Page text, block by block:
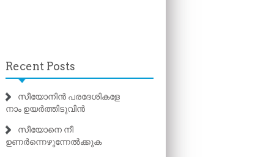
Recent Posts
സീയോനിൻ പരദേശികളേ
നാം ഉയർത്തിടുവിൻ
സീയോനെ നീ
ഉണർന്നെഴുന്നേൽക്കുക